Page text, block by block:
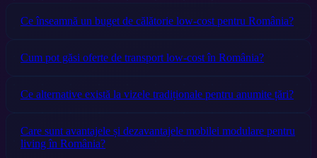
Ce înseamnă un buget de călătorie low-cost pentru România?
Cum pot găsi oferte de transport low-cost în România?
Ce alternative există la vizele tradiționale pentru anumite țări?
Care sunt avantajele și dezavantajele mobilei modulare pentru
living în România?